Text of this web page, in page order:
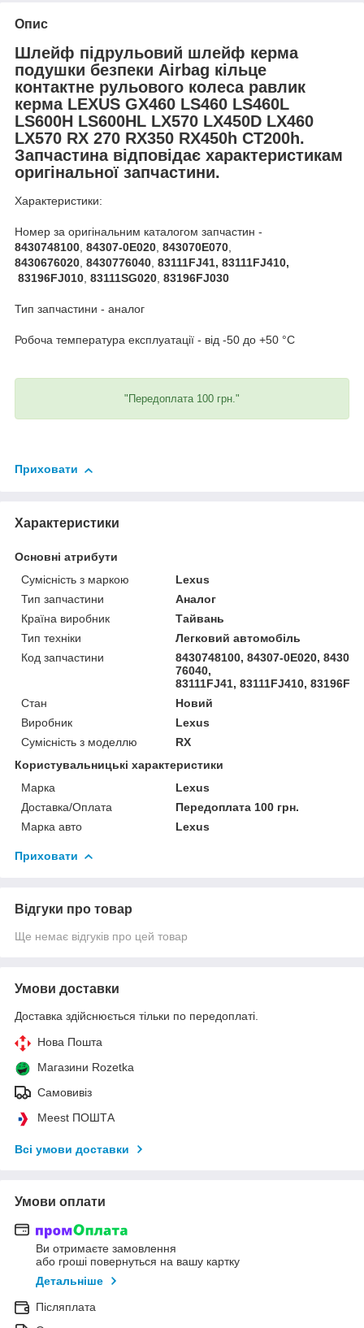
Опис
Шлейф підрульовий шлейф керма
подушки безпеки Airbag кільце
контактне рульового колеса равлик
керма LEXUS GX460 LS460 LS460L
LS600H LS600HL LX570 LX450D LX460
LX570 RX 270 RX350 RX450h CT200h.
Запчастина відповідає характеристикам
оригінальної запчастини.
Характеристики:
Номер за оригінальним каталогом запчастин -
8430748100, 84307-0E020, 843070E070,
8430676020, 8430776040, 83111FJ41, 83111FJ410,
83196FJ010, 83111SG020, 83196FJ030
Тип запчастини - аналог
Робоча температура експлуатації - від -50 до +50 °C
"Передоплата 100 грн."
Приховати
Характеристики
Основні атрибути
Сумісність з маркою
Lexus
Тип запчастини
Аналог
Країна виробник
Тайвань
Тип техніки
Легковий автомобіль
Код запчастини
8430748100, 84307-0E020,
76040,
83111FJ41, 83111FJ410,
Стан
Новий
Виробник
Lexus
Сумісність з моделлю
RX
Користувальницькі характеристики
Марка
Lexus
Доставка/Оплата
Передоплата 100 грн.
Марка авто
Lexus
Приховати
Відгуки про товар
Ще немає відгуків про цей товар
Умови доставки
Доставка здійснюється тільки по передоплаті.
Нова Пошта
Магазини Rozetka
Самовивіз
Meest ПОШТА
Всі умови доставки
Умови оплати
Ви отримаєте замовлення
або гроші повернуться на вашу картку
Детальніше
Післяплата